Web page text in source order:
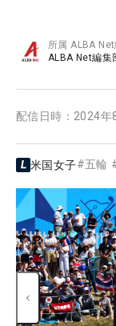
所属ALBA
ALBA Net編集
配信日時： 2024年
米国女子#五輪